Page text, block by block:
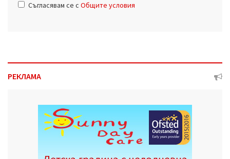
Съгласявам се с Общите условия
РЕКЛАМА